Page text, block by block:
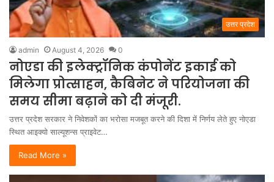
उत्तर प्रदेश
admin August 4, 2026 0
नोएडा की इलेक्ट्रॉनिक कंपोनेंट इकाई को
मिलेगा प्रोत्साहन, कैबिनेट ने परियोजना की
समय सीमा बढ़ाने को दी मंजूरी.
उत्तर प्रदेश सरकार ने निवेशकों का भरोसा मजबूत करने की दिशा में निर्णय लेते हुए नोएडा
स्थित आइक्यो साल्यूशन्स प्राइवेट…
Read More »